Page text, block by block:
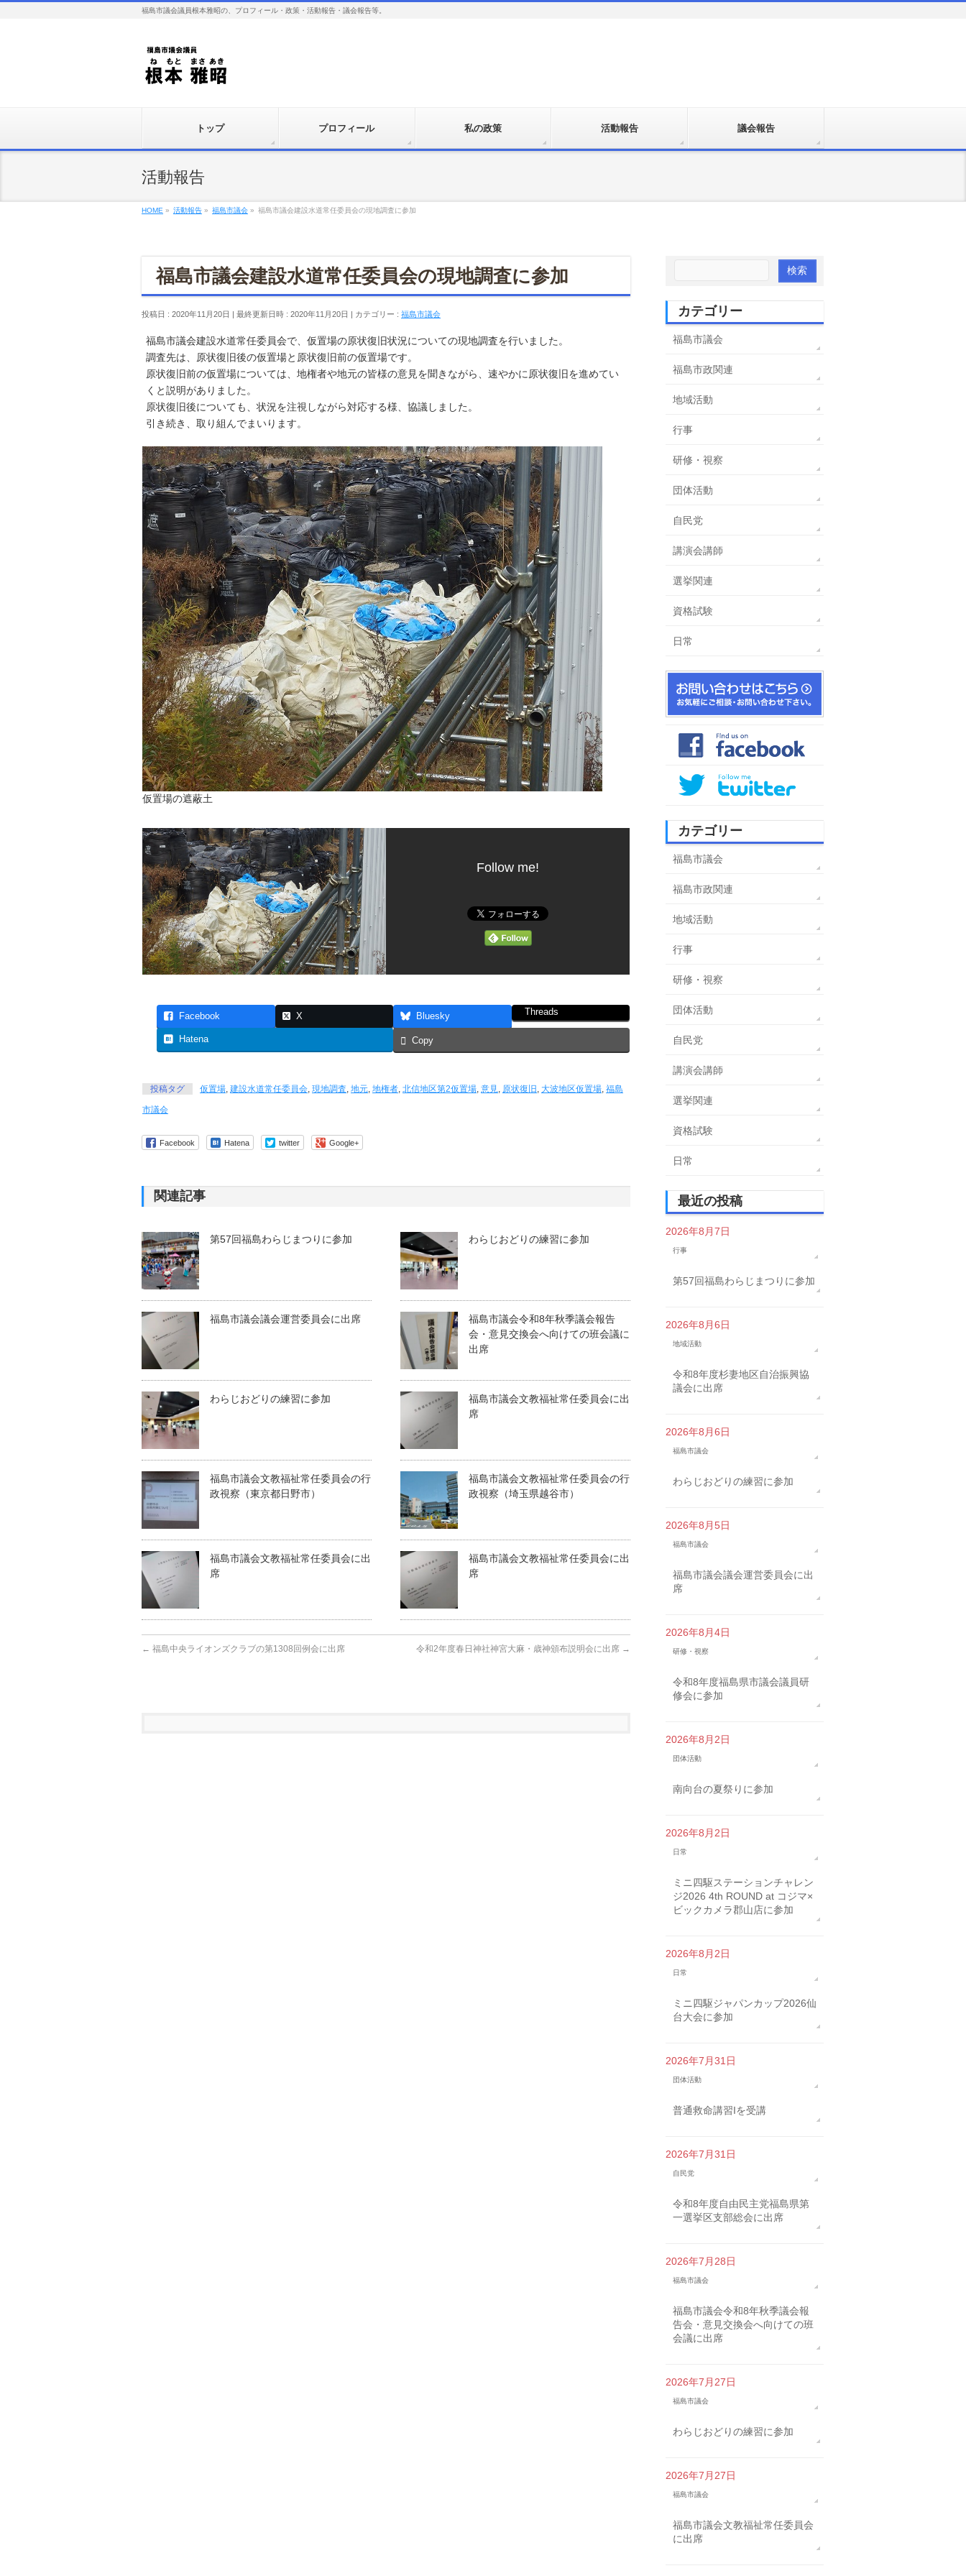
福島市議会議員根本雅昭の、プロフィール・政策・活動報告・議会報告等。
トップ プロフィール 私の政策 活動報告 議会報告
活動報告
HOME » 活動報告 » 福島市議会 » 福島市議会建設水道常任委員会の現地調査に参加
福島市議会建設水道常任委員会の現地調査に参加
投稿日 : 2020年11月20日 最終更新日時 : 2020年11月20日 カテゴリー : 福島市議会
福島市議会建設水道常任委員会で、仮置場の原状復旧状況についての現地調査を行いました。
調査先は、原状復旧後の仮置場と原状復旧前の仮置場です。
原状復旧前の仮置場については、地権者や地元の皆様の意見を聞きながら、速やかに原状復旧を進めてい
くと説明がありました。
原状復旧後についても、状況を注視しながら対応する様、協議しました。
引き続き、取り組んでまいります。
仮置場の遮蔽土
Follow me!
Facebook X Bluesky Threads
Hatena Copy
投稿タグ 仮置場, 建設水道常任委員会, 現地調査, 地元, 地権者, 北信地区第2仮置場, 意見, 原状復旧 , 大波地区仮置場, 福島
市議会
Facebook Hatena twitter Google+
関連記事
第57回福島わらじまつりに参加 わらじおどりの練習に参加
福島市議会議会運営委員会に出席
福島市議会令和8年秋季議会報告
会・意見交換会へ向けての班会議に
出席
わらじおどりの練習に参加
福島市議会文教福祉常任委員会に出
席
福島市議会文教福祉常任委員会の行
政視察（東京都日野市）
福島市議会文教福祉常任委員会の行
政視察（埼玉県越谷市）
福島市議会文教福祉常任委員会に出
席
福島市議会文教福祉常任委員会に出
席
← 福島中央ライオンズクラブの第1308回例会に出席 令和2年度春日神社神宮大麻・歳神頒布説明会に出席 →
カテゴリー
福島市議会
福島市政関連
地域活動
行事
研修・視察
団体活動
自民党
講演会講師
選挙関連
資格試験
日常
カテゴリー
福島市議会
福島市政関連
地域活動
行事
研修・視察
団体活動
自民党
講演会講師
選挙関連
資格試験
日常
最近の投稿
2026年8月7日
行事
第57回福島わらじまつりに参加
2026年8月6日
地域活動
令和8年度杉妻地区自治振興協
議会に出席
2026年8月6日
福島市議会
わらじおどりの練習に参加
2026年8月5日
福島市議会
福島市議会議会運営委員会に出
席
2026年8月4日
研修・視察
令和8年度福島県市議会議員研
修会に参加
2026年8月2日
団体活動
南向台の夏祭りに参加
2026年8月2日
日常
ミニ四駆ステーションチャレン
ジ2026 4th ROUND at コジマ×
ビックカメラ郡山店に参加
2026年8月2日
日常
ミニ四駆ジャパンカップ2026仙
台大会に参加
2026年7月31日
団体活動
普通救命講習Iを受講
2026年7月31日
自民党
令和8年度自由民主党福島県第
一選挙区支部総会に出席
2026年7月28日
福島市議会
福島市議会令和8年秋季議会報
告会・意見交換会へ向けての班
会議に出席
2026年7月27日
福島市議会
わらじおどりの練習に参加
2026年7月27日
福島市議会
福島市議会文教福祉常任委員会
に出席